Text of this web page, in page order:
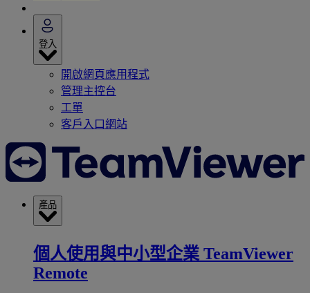
登入
開啟網頁應用程式
管理主控台
工單
客戶入口網站
產品
個人使用與中小型企業 TeamViewer
Remote